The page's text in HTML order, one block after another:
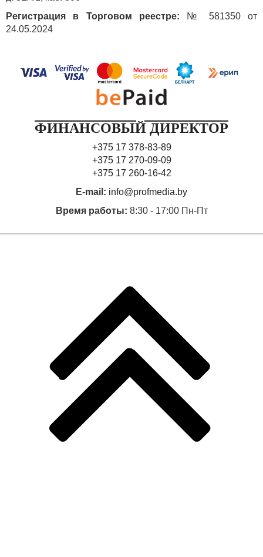
Регистрация в Торговом реестре: № 581350 от
24.05.2024
ФИНАНСОВЫЙ ДИРЕКТОР
+375 17 378-83-89
+375 17 270-09-09
+375 17 260-16-42
E-mail: info@profmedia.by
Время работы: 8:30 - 17:00 Пн-Пт